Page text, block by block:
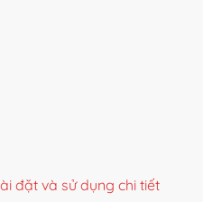
đặt và sử dụng chi tiết